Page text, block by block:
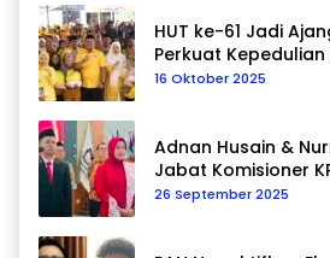
HUT ke-61 Jadi
Perkuat Kepedulian
16 Oktober 2025
Adnan Husain &
Jabat Komisioner
26 September 2025